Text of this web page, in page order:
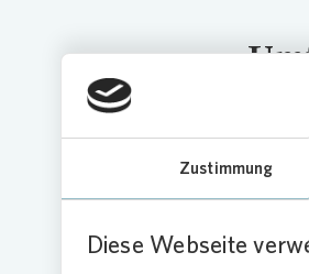
Zustimmung
Diese Webseitemit